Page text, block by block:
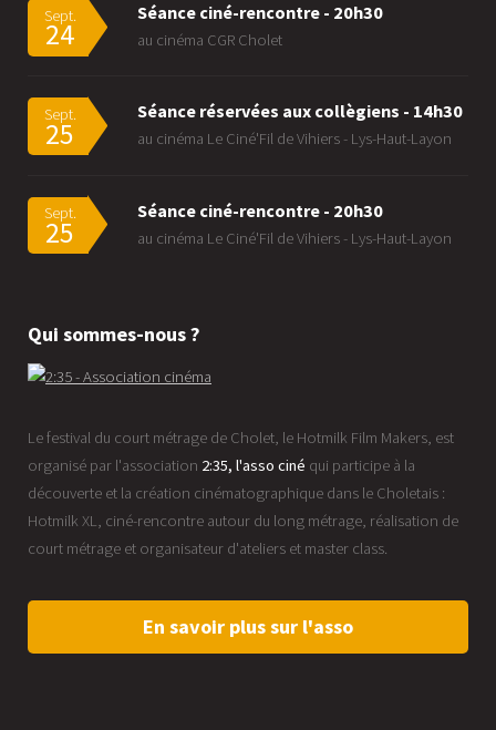
Sept.
24
Séance ciné-rencontre - 20h30
au cinéma CGR Cholet
Sept.
25
Séance réservées aux collègiens - 14h30
au cinéma Le Ciné'Fil de Vihiers - Lys-Haut-Layon
Sept.
25
Séance ciné-rencontre - 20h30
au cinéma Le Ciné'Fil de Vihiers - Lys-Haut-Layon
Qui sommes-nous ?
Le festival du court métrage de Cholet, le Hotmilk Film Makers, est
organisé par l'association 2:35, l'asso ciné qui participe à la
découverte et la création cinématographique dans le Choletais :
Hotmilk XL, ciné-rencontre autour du long métrage, réalisation de
court métrage et organisateur d'ateliers et master class.
En savoir plus sur l'asso